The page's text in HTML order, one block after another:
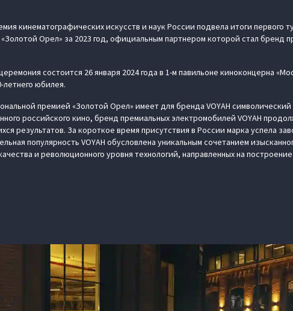
кинематографических искусств и наук России подвела итоги первого
Орел» за 2023 год, официальным партнером которой стал бренд
состоится 26 января 2024 года в 1-м павильоне киноконцерна
летнего юбилея.
премией «Золотой Орел» имеет для бренда VOYAH символический
российского кино, бренд премиальных электромобилей VOYAH
результатов. За короткое время присутствия в России марка успела
популярность VOYAH обусловлена уникальным сочетанием
и революционного уровня технологий, направленных на